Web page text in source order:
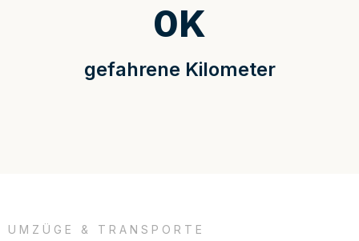
gefahrene Kilometer
0K
UMZÜGE & TRANSPORTE